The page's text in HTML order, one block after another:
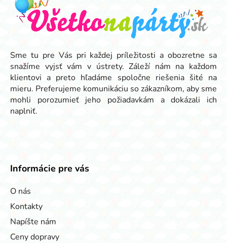
Sme tu pre Vás pri každej príležitosti a obozretne sa
snažíme vyjsť vám v ústrety. Záleží nám na každom
klientovi a preto hľadáme spoločne riešenia šité na
mieru. Preferujeme komunikáciu so zákazníkom, aby sme
mohli porozumieť jeho požiadavkám a dokázali ich
naplniť.
Informácie pre vás
O nás
Kontakty
Napíšte nám
Ceny dopravy